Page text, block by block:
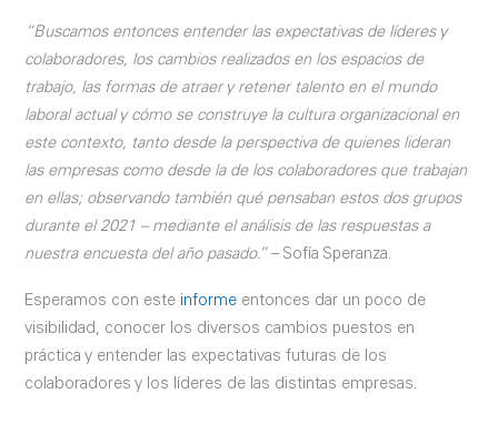
“Buscamos entonces entender las expectativas de líderes y
colaboradores, los cambios realizados en los espacios de
trabajo, las formas de atraer y retener talento en el mundo
laboral actual y cómo se construye la cultura organizacional en
este contexto, tanto desde la perspectiva de quienes lideran
las empresas como desde la de los colaboradores que trabajan
en ellas; observando también qué pensaban estos dos grupos
durante el 2021 – mediante el análisis de las respuestas a
nuestra encuesta del año pasado.”– Sofía Speranza.
Esperamos con este informe entonces dar un poco de
visibilidad, conocer los diversos cambios puestos en
práctica y entender las expectativas futuras de los
colaboradores y los líderes de las distintas empresas.